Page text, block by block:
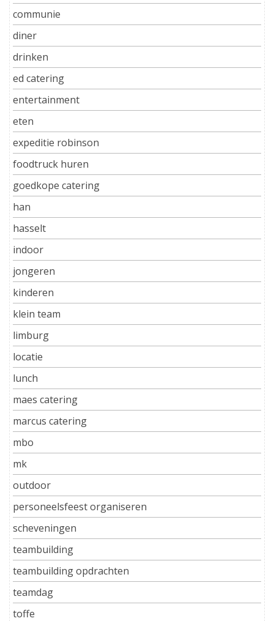
communie
diner
drinken
ed catering
entertainment
eten
expeditie robinson
foodtruck huren
goedkope catering
han
hasselt
indoor
jongeren
kinderen
klein team
limburg
locatie
lunch
maes catering
marcus catering
mbo
mk
outdoor
personeelsfeest organiseren
scheveningen
teambuilding
teambuilding opdrachten
teamdag
toffe